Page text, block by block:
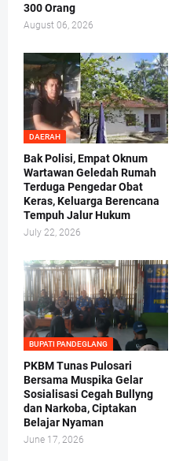
300 Orang
August 06, 2026
DAERAH
Bak Polisi, Empat Oknum
Wartawan Geledah Rumah
Terduga Pengedar Obat
Keras, Keluarga Berencana
Tempuh Jalur Hukum
July 22, 2026
BUPATI PANDEGLANG
PKBM Tunas Pulosari
Bersama Muspika Gelar
Sosialisasi Cegah Bullyng
dan Narkoba, Ciptakan
Belajar Nyaman
June 17, 2026